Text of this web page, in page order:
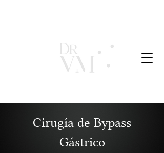
Cirugía de Bypass
Gástrico